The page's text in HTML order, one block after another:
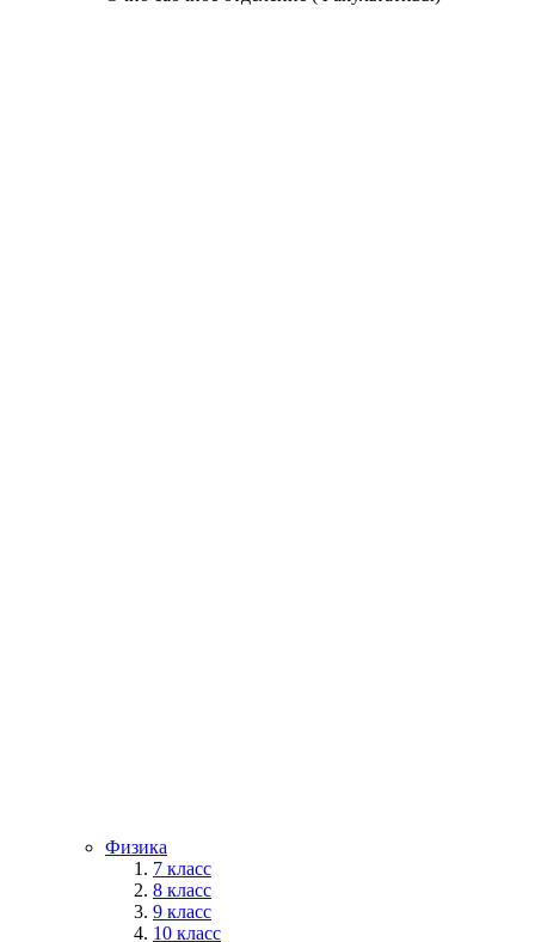
Физика
7 класс
8 класс
9 класс
10 класс